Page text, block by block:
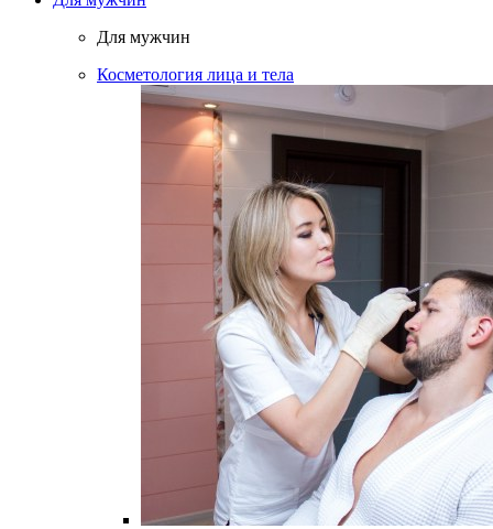
Для мужчин
Косметология лица и тела